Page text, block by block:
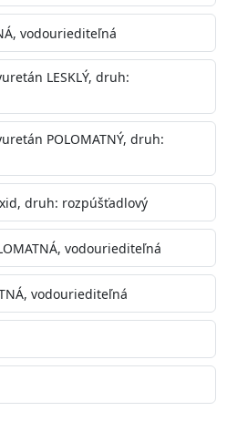
vodouriediteľná
LESKLÝ, druh:
POLOMATNÝ, druh:
druh: rozpúšťadlový
vodouriediteľná
vodouriediteľná